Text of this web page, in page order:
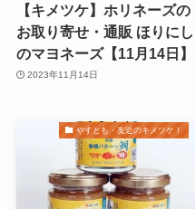
【キメツケ】ホリネーズの
お取り寄せ・通販 ほりにし
のマヨネーズ【11月14日】
2023年11月14日
やすとも・友近のキメツケ！